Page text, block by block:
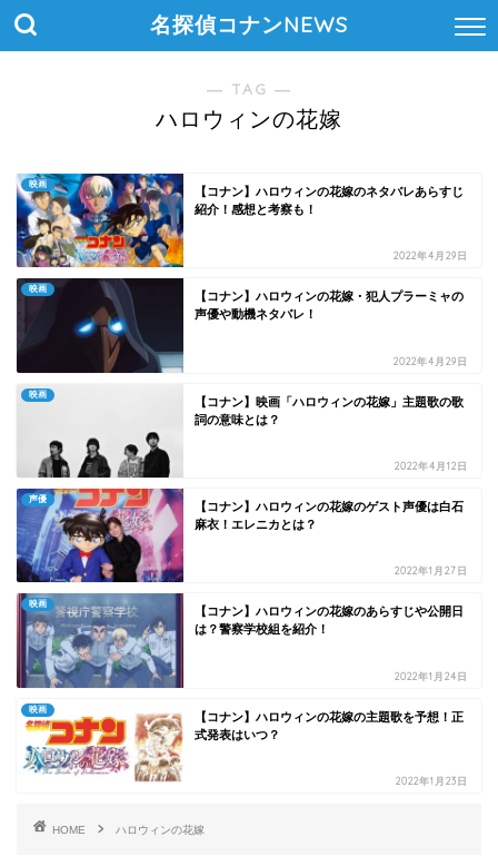
名探偵コナンNEWS
― TAG ―
ハロウィンの花嫁
映画
【コナン】ハロウィンの花嫁のネタバレあらすじ
紹介！感想と考察も！
2022年4月29日
映画
【コナン】ハロウィンの花嫁・犯人プラーミャの
声優や動機ネタバレ！
2022年4月29日
映画
【コナン】映画「ハロウィンの花嫁」主題歌の歌
詞の意味とは？
2022年4月12日
声優
【コナン】ハロウィンの花嫁のゲスト声優は白石
麻衣！エレニカとは？
2022年1月27日
映画
【コナン】ハロウィンの花嫁のあらすじや公開日
は？警察学校組を紹介！
2022年1月24日
映画
【コナン】ハロウィンの花嫁の主題歌を予想！正
式発表はいつ？
2022年1月23日
HOME ハロウィンの花嫁